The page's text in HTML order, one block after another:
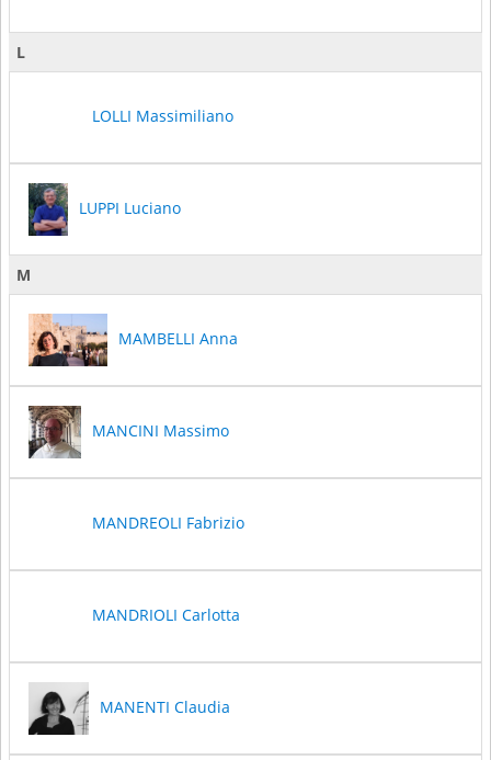
L
LOLLI Massimiliano
LUPPI Luciano
M
MAMBELLI Anna
MANCINI Massimo
MANDREOLI Fabrizio
MANDRIOLI Carlotta
MANENTI Claudia